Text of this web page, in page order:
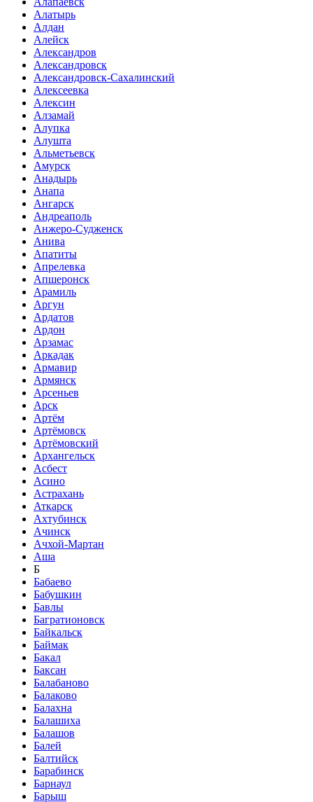
Алатырь
Алдан
Алейск
Александров
Александровск
Александровск-Сахалинский
Алексеевка
Алексин
Алзамай
Алупка
Алушта
Альметьевск
Амурск
Анадырь
Анапа
Ангарск
Андреаполь
Анжеро-Судженск
Анива
Апатиты
Апрелевка
Апшеронск
Арамиль
Аргун
Ардатов
Ардон
Арзамас
Аркадак
Армавир
Армянск
Арсеньев
Арск
Артём
Артёмовск
Артёмовский
Архангельск
Асбест
Асино
Астрахань
Аткарск
Ахтубинск
Ачинск
Ачхой-Мартан
Аша
Б
Бабаево
Бабушкин
Бавлы
Багратионовск
Байкальск
Баймак
Бакал
Баксан
Балабаново
Балаково
Балахна
Балашиха
Балашов
Балей
Балтийск
Барабинск
Барнаул
Барыш